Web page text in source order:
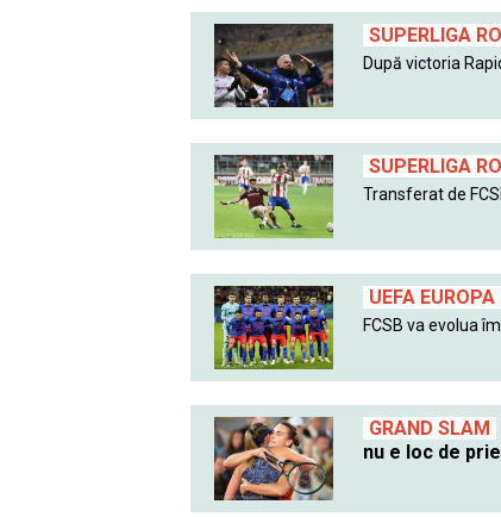
SUPERLIGA
După victoria
SUPERLIGA
Transferat de
UEFA EUROPA
FCSB va evolua
GRAND SLAM
nu e loc de